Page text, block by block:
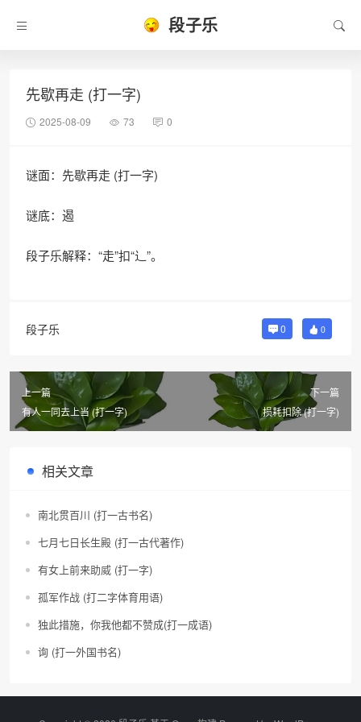
段子乐
先歇再走 (打一字)
2025-08-09 73 0
谜面：先歇再走 (打一字)
谜底：遏
段子乐解释：“走”扣“辶”。
段子乐 0 0
上一篇
有人一同去上当 (打一字)
下一篇
损耗扣除 (打一字)
相关文章
南北贯百川 (打一古书名)
七月七日长生殿 (打一古代著作)
有女上前来助威 (打一字)
孤军作战 (打二字体育用语)
独此措施，你我他都不赞成(打一成语)
询 (打一外国书名)